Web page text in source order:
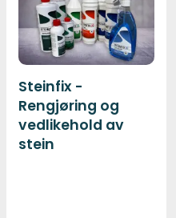
Steinfix -
Rengjøring og
vedlikehold av
stein